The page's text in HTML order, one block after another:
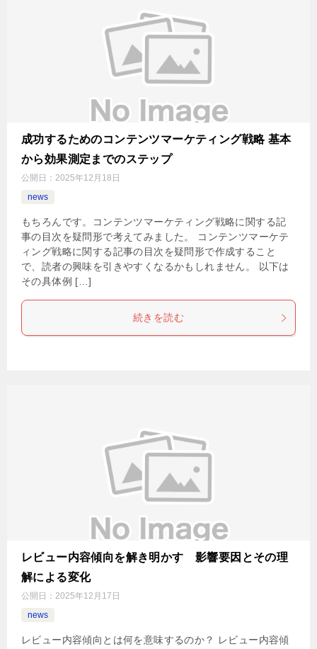
成功するためのコンテンツマーケティング戦略 基本
から効果測定までのステップ
公開日： 2025年12月18日
news
もちろんです。コンテンツマーケティング戦略に関する記
事の目次を疑問形で考えてみました。 コンテンツマーケテ
ィング戦略に関する記事の目次を疑問形で作成すること
で、読者の興味を引きやすくなるかもしれません。 以下は
その具体例 […]
続きを読む
レビュー内容傾向を解き明かす 影響要因とその理
解による変化
公開日： 2025年12月17日
news
レビュー内容傾向とは何を意味するのか？ レビュー内容傾